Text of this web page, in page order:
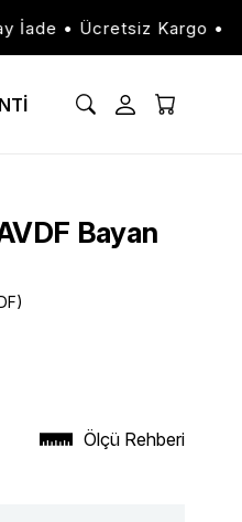
• Ücretsiz Kargo •
Bayan
Ölçü Rehberi